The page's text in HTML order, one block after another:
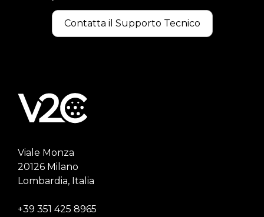
Contatta il Supporto Tecnico
Viale Monza
20126 Milano
Lombardia, Italia
+39 351 425 8965